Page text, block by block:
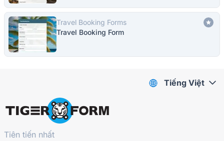
Travel Booking Forms
Travel Booking Form
Tiên tiến nhất
Tiếng Việt